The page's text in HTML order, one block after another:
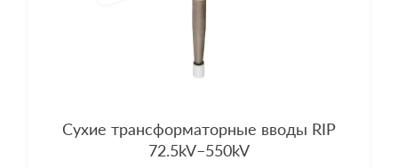
Сухие трансформаторные вводы RIP
72.5kV–550kV